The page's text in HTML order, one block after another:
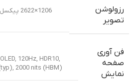
رزولوشن
تصویر
فن آوری
صفحه
نمایش
120Hz, HDR10,
2000 nits (HBM)